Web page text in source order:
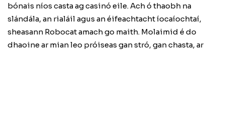
bónais níos casta ag casinó eile. Ach ó thaobh na
slándála, an rialáil agus an éifeachtacht íocaíochtaí,
sheasann Robocat amach go maith. Molaimid é do
dhaoine ar mian leo próiseas gan stró, gan chasta, ar